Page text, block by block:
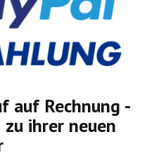
auf Rechnung -
zu ihrer neuen